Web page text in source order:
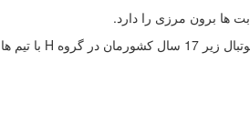
ها برون مرزی را دارد.
در گروه
H با تیم